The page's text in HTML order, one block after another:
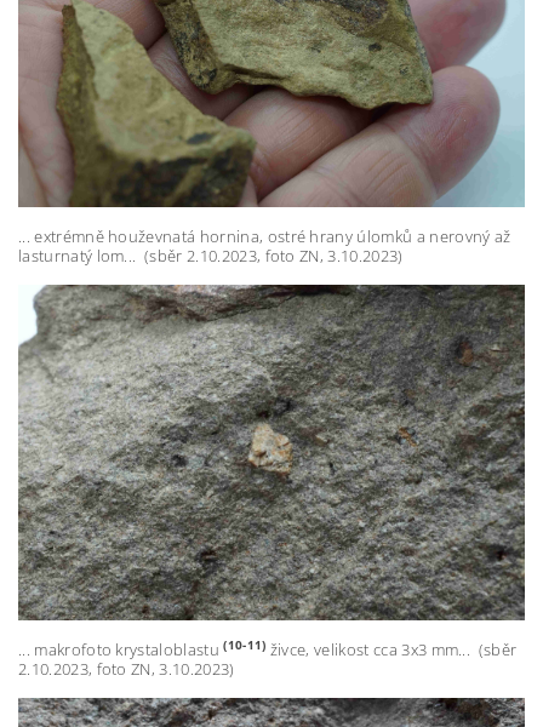
... extrémně houževnatá hornina, ostré hrany úlomků a nerovný až
lasturnatý lom... (sběr 2.10.2023, foto ZN, 3.10.2023)
... makrofoto krystaloblastu(10-11) živce, velikost cca 3x3 mm... (sběr
2.10.2023, foto ZN, 3.10.2023)